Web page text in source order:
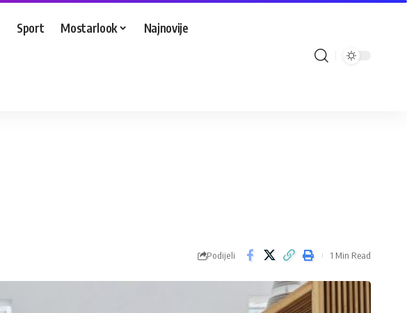
Sport Mostarlook Najnovije
Podijeli 1 Min Read